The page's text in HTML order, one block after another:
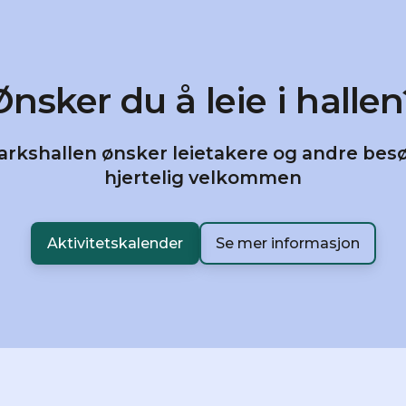
du å leie i
ønsker leietakere og andre
hjertelig velkommen
Aktivitetskalender Se mer informasjon